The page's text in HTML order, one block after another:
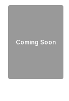
Coming Soon